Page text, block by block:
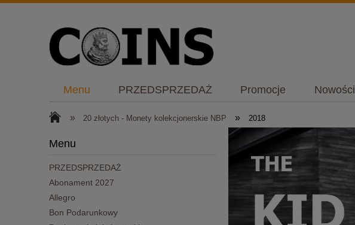
Menu PRZEDSPRZEDAŻ Promocje Nowości
Bon Podarunkowy Plany NBP Kontakt i dane firmy
» 20 złotych - Monety kolekcjonerskie NBP » 2018
Menu
PRZEDSPRZEDAŻ
Abonament 2027
Allegro
Bon Podarunkowy